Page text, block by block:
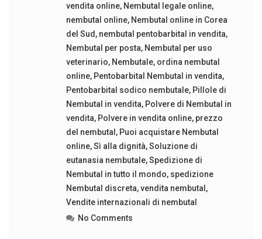
vendita online, Nembutal legale online,
nembutal online, Nembutal online in Corea
del Sud , nembutal pentobarbital in vendita,
Nembutal per posta, Nembutal per uso
veterinario, Nembutale, ordina nembutal
online, Pentobarbital Nembutal in vendita,
Pentobarbital sodico nembutale, Pillole di
Nembutal in vendita, Polvere di Nembutal in
vendita, Polvere in vendita online, prezzo
del nembutal , Puoi acquistare Nembutal
online,Sì alla dignità,Soluzione di
eutanasia nembutale,Spedizione di
Nembutal in tutto il mondo, spedizione
Nembutal discreta,vendita nembutal ,
Vendite internazionali di nembutal
No Comments